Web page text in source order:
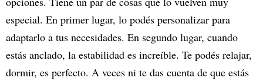
especial. En primer lugar, lo podés personalizar para
adaptarlo a tus necesidades. En segundo lugar, cuando
estás anclado, la estabilidad es increíble. Te podés relajar,
dormir, es perfecto. A veces ni te das cuenta de que estás